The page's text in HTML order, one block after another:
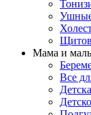
Мама и
Все